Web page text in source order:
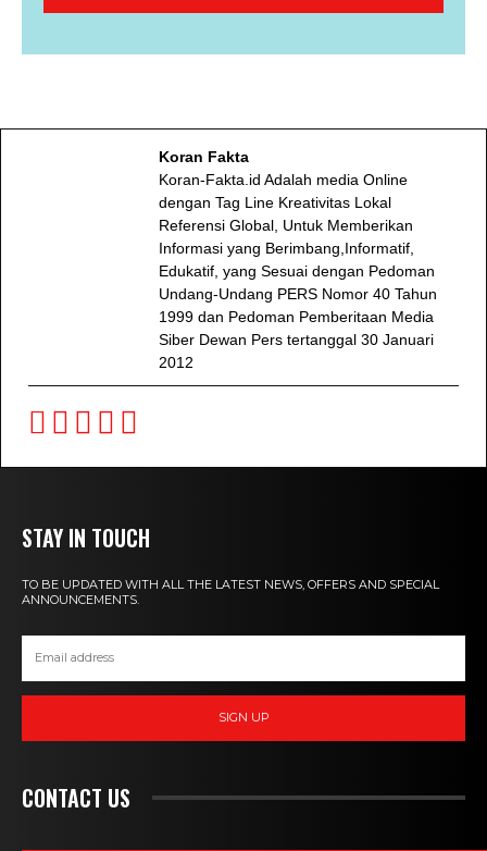
Koran Fakta
Koran-Fakta.id Adalah media Online
dengan Tag Line Kreativitas Lokal
Referensi Global, Untuk Memberikan
Informasi yang Berimbang,Informatif,
Edukatif, yang Sesuai dengan Pedoman
Undang-Undang PERS Nomor 40 Tahun
1999 dan Pedoman Pemberitaan Media
Siber Dewan Pers tertanggal 30 Januari
2012
STAY IN TOUCH
TO BE UPDATED WITH ALL THE LATEST NEWS, OFFERS AND SPECIAL
ANNOUNCEMENTS.
SIGN UP
CONTACT US